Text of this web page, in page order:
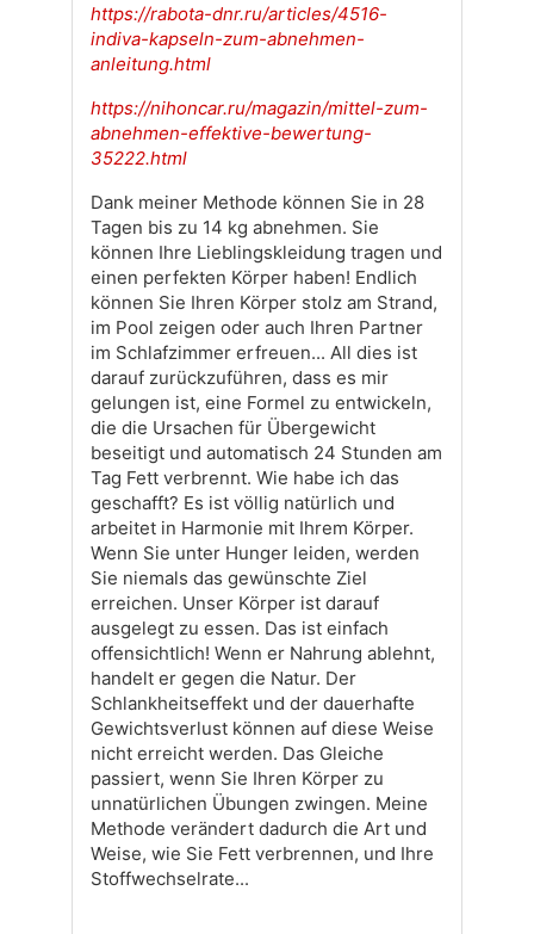
https://rabota-dnr.ru/articles/4516-
indiva-kapseln-zum-abnehmen-
anleitung.html
https://nihoncar.ru/magazin/mittel-zum-
abnehmen-effektive-bewertung-
35222.html
Dank meiner Methode können Sie in 28
Tagen bis zu 14 kg abnehmen. Sie
können Ihre Lieblingskleidung tragen und
einen perfekten Körper haben! Endlich
können Sie Ihren Körper stolz am Strand,
im Pool zeigen oder auch Ihren Partner
im Schlafzimmer erfreuen... All dies ist
darauf zurückzuführen, dass es mir
gelungen ist, eine Formel zu entwickeln,
die die Ursachen für Übergewicht
beseitigt und automatisch 24 Stunden am
Tag Fett verbrennt. Wie habe ich das
geschafft? Es ist völlig natürlich und
arbeitet in Harmonie mit Ihrem Körper.
Wenn Sie unter Hunger leiden, werden
Sie niemals das gewünschte Ziel
erreichen. Unser Körper ist darauf
ausgelegt zu essen. Das ist einfach
offensichtlich! Wenn er Nahrung ablehnt,
handelt er gegen die Natur. Der
Schlankheitseffekt und der dauerhafte
Gewichtsverlust können auf diese Weise
nicht erreicht werden. Das Gleiche
passiert, wenn Sie Ihren Körper zu
unnatürlichen Übungen zwingen. Meine
Methode verändert dadurch die Art und
Weise, wie Sie Fett verbrennen, und Ihre
Stoffwechselrate...